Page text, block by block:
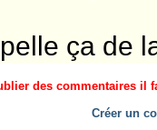
ça de
des commentaires il
Créer un